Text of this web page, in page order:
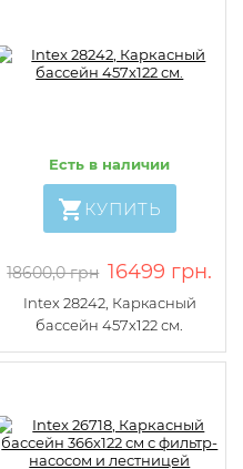
Есть в наличии
КУПИТЬ
18600,0 грн 16499 грн.
Intex 28242, Каркасный
бассейн 457х122 см.